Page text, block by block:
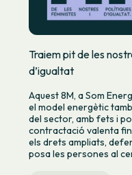
Traiem pit de les
d’igualtat
Aquest 8M, a Som
el model energètic
del sector, amb fets i
contractació valenta
els drets ampliats,
posa les persones al